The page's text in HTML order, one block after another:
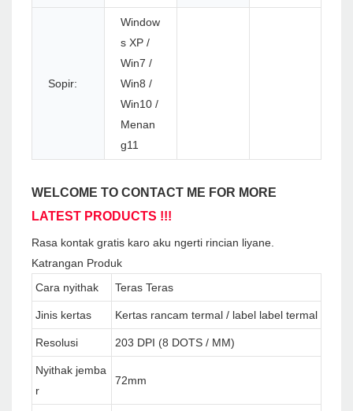
Sopir:
Window
s XP /
Win7 /
Win8 /
Win10 /
Menan
g11
WELCOME TO CONTACT ME FOR MORE
LATEST PRODUCTS !!!
Rasa kontak gratis karo aku ngerti rincian liyane.
Katrangan Produk
Cara nyithak
Teras Teras
Jinis kertas Kertas rancam termal / label label termal
Resolusi 203 DPI (8 DOTS / MM)
Nyithak jemba
r
72mm